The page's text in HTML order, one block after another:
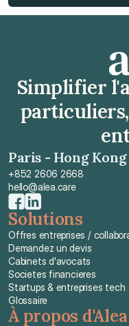
Obtenir un
Simplifier
Paris - Hong
+852 2606 2668
hello@alea.care
Solutions
Offres entreprises /
Demandez un devis
Cabinets d'avocats
Societes financieres
Startups & entreprises tech
Glossaire
À propos d'Alea